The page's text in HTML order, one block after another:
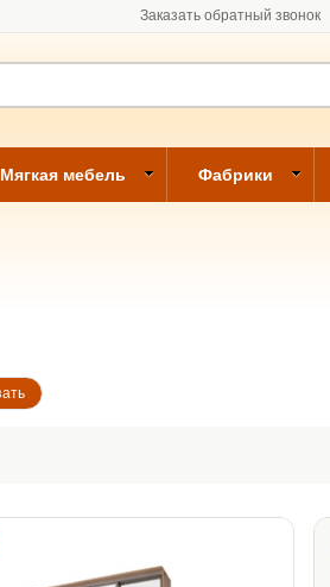
Заказать обратный звонок
Мягкая мебель Фабрики